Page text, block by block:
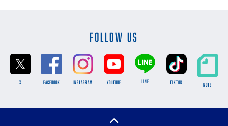
FOLLOW US
X FACEBOOK INSTAGRAM YOUTUBE LINE TikTok NOTE